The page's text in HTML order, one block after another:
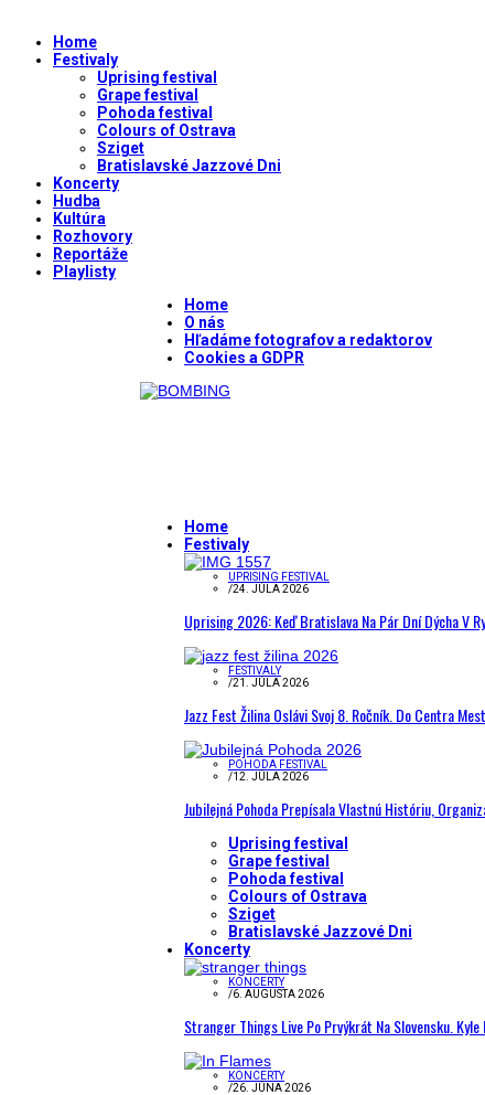
Home
Festivaly
Uprising festival
Grape festival
Pohoda festival
Colours of Ostrava
Sziget
Bratislavské Jazzové Dni
Koncerty
Hudba
Kultúra
Rozhovory
Reportáže
Playlisty
Home
O nás
Hľadáme fotografov a redaktorov
Cookies a GDPR
Home
Festivaly
UPRISING FESTIVAL
/24. JÚLA 2026
Uprising 2026: Keď Bratislava Na Pár Dní Dýcha V
FESTIVALY
/21. JÚLA 2026
Jazz Fest Žilina Oslávi Svoj 8. Ročník. Do Centra
POHODA FESTIVAL
/12. JÚLA 2026
Jubilejná Pohoda Prepísala Vlastnú Históriu,
Uprising festival
Grape festival
Pohoda festival
Colours of Ostrava
Sziget
Bratislavské Jazzové Dni
Koncerty
KONCERTY
/6. AUGUSTA 2026
Stranger Things Live Po Prvýkrát Na Slovensku.
KONCERTY
/26. JÚNA 2026